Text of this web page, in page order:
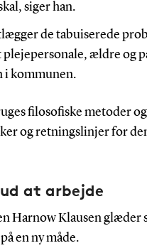
siger han.
de tabuiserede
ældre og
i kommunen.
filosofiske metoder
og retningslinjer for
at arbejde
Harnow Klausen glæder
en ny måde.